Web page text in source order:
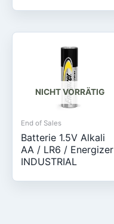
NICHT VORRÄTIG
End of Sales
Batterie 1.5V Alkali
AA / LR6 / Energizer
INDUSTRIAL